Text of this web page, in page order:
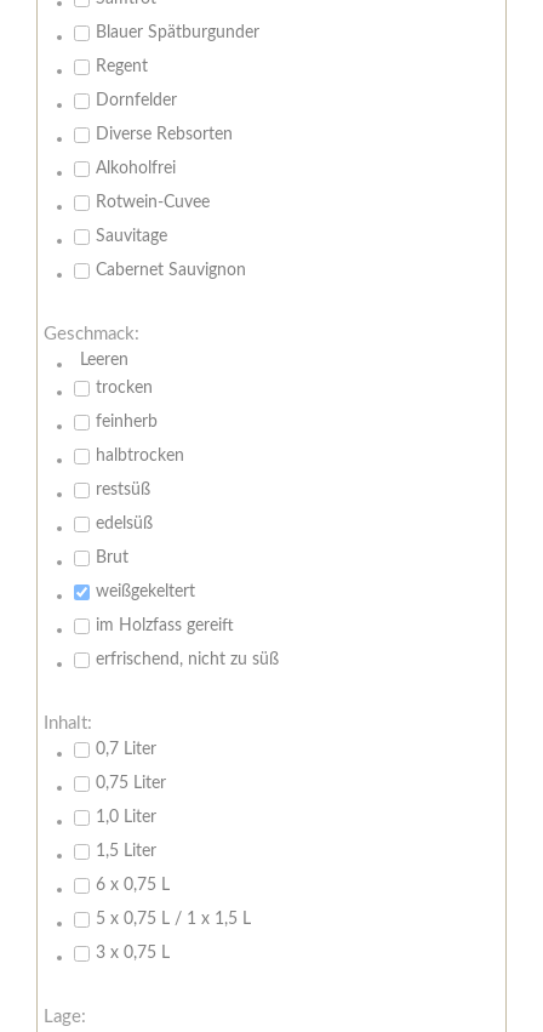
Blauer Spätburgunder
Regent
Dornfelder
Diverse Rebsorten
Alkoholfrei
Rotwein-Cuvee
Sauvitage
Cabernet Sauvignon
Geschmack:
Leeren
trocken
feinherb
halbtrocken
restsüß
edelsüß
Brut
weißgekeltert
im Holzfass gereift
erfrischend, nicht zu süß
Inhalt:
0,7 Liter
0,75 Liter
1,0 Liter
1,5 Liter
6 x 0,75 L
5 x 0,75 L / 1 x 1,5 L
3 x 0,75 L
Lage: